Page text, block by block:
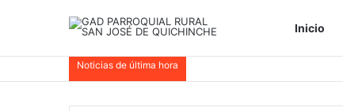
Inicio
Noticias de última hora